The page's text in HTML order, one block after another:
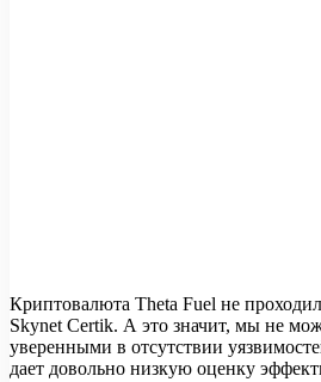
Криптовалюта Theta Fuel не
Skynet Certik. А это значит, мы не
уверенными в отсутствии
дает довольно низкую оценку